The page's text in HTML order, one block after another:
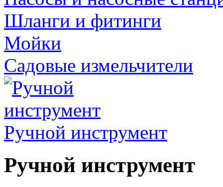
Шланги и фитинги
Мойки
Садовые измельчители
Ручной инструмент
Ручной инструмент